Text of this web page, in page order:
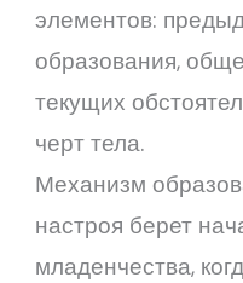
элементов:
образования,
текущих
черт тела.
Механизм
настроя берет
младенчества,